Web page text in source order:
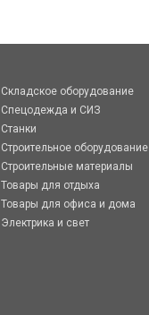
Складское оборудование
Спецодежда и СИЗ
Станки
Строительное оборудование
Строительные материалы
Товары для отдыха
Товары для офиса и дома
Электрика и свет